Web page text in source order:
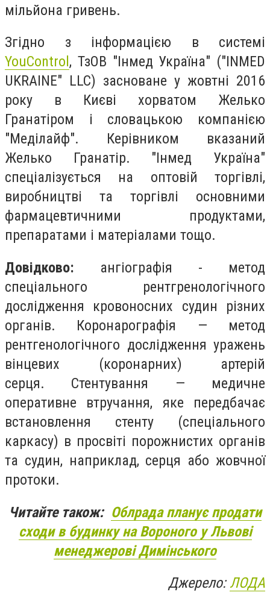
мільйона гривень.
Згідно з інформацією в системі
YouControl , ТзОВ "Інмед Україна" ("INMED
UKRAINE" LLC) засноване у жовтні 2016
року в Києві хорватом Желько
Гранатіром і словацькою компанією
"Меділайф". Керівником вказаний
Желько Гранатір. "Інмед Україна"
спеціалізується на оптовій торгівлі,
виробництві та торгівлі основними
фармацевтичними продуктами,
препаратами і матеріалами тощо.
Довідково: ангіографія - метод
спеціального рентгренологічного
дослідження кровоносних судин різних
органів. Коронарографія — метод
рентгенологічного дослідження уражень
вінцевих (коронарних) артерій
серця. Стентування — медичне
оперативне втручання, яке передбачає
встановлення стенту (спеціального
каркасу) в просвіті порожнистих органів
та судин, наприклад, серця або жовчної
протоки.
Читайте також: Облрада планує продати
сходи в будинку на Вороного у Львові
менеджерові Димінського
Джерело:ЛОДА